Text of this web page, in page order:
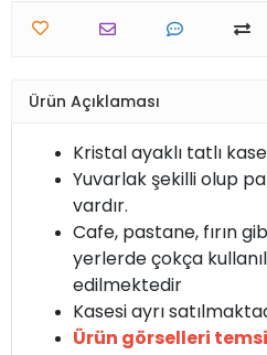
Ürün Açıklaması
Kristal ayaklı tatlı
Yuvarlak şekilli olup
vardır.
Cafe, pastane, fırın
yerlerde çokça
edilmektedir
Kasesi ayrı
Ürün görselleri